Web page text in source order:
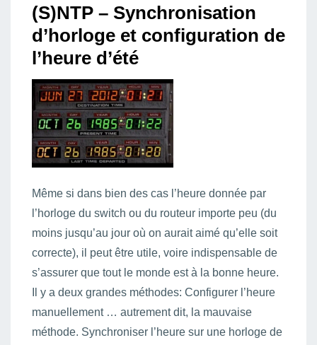
(S)NTP – Synchronisation
d’horloge et configuration de
l’heure d’été
Même si dans bien des cas l’heure donnée par
l’horloge du switch ou du routeur importe peu (du
moins jusqu’au jour où on aurait aimé qu’elle soit
correcte), il peut être utile, voire indispensable de
s’assurer que tout le monde est à la bonne heure.
Il y a deux grandes méthodes: Configurer l’heure
manuellement … autrement dit, la mauvaise
méthode. Synchroniser l’heure sur une horloge de